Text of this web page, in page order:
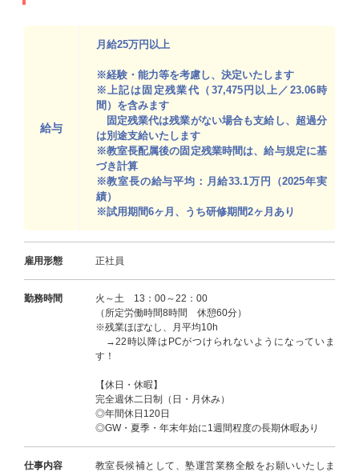
給与
月給25万円以上
※経験・能力等を考慮し、決定いたします
※上記は固定残業代（37,475円以上／23.06時
間）を含みます
固定残業代は残業がない場合も支給し、超過分
は別途支給いたします
※教室長配属後の固定残業時間は、給与規定に基
づき計算
※教室長の給与平均：月給33.1万円（2025年実
績）
※試用期間6ヶ月、うち研修期間2ヶ月あり
雇用形態 正社員
勤務時間
火～土 13：00～22：00
（所定労働時間8時間 休憩60分）
※残業ほぼなし、月平均10h
→22時以降はPCがつけられないようになっていま
す！
【休日・休暇】
完全週休二日制（日・月休み）
◎年間休日120日
◎GW・夏季・年末年始に1週間程度の長期休暇あり
仕事内容
教室長候補として、塾運営業務全般をお願いいたしま